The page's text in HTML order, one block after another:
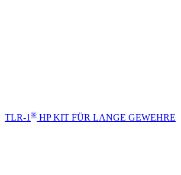
TLR-1 ® HP KIT FÜR LANGE GEWEHRE